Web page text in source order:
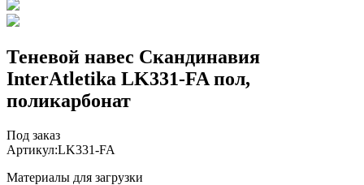
Теневой навес Скандинавия
InterAtletika LK331-FA пол,
поликарбонат
Под заказ
Артикул:LK331-FA
Материалы для загрузки